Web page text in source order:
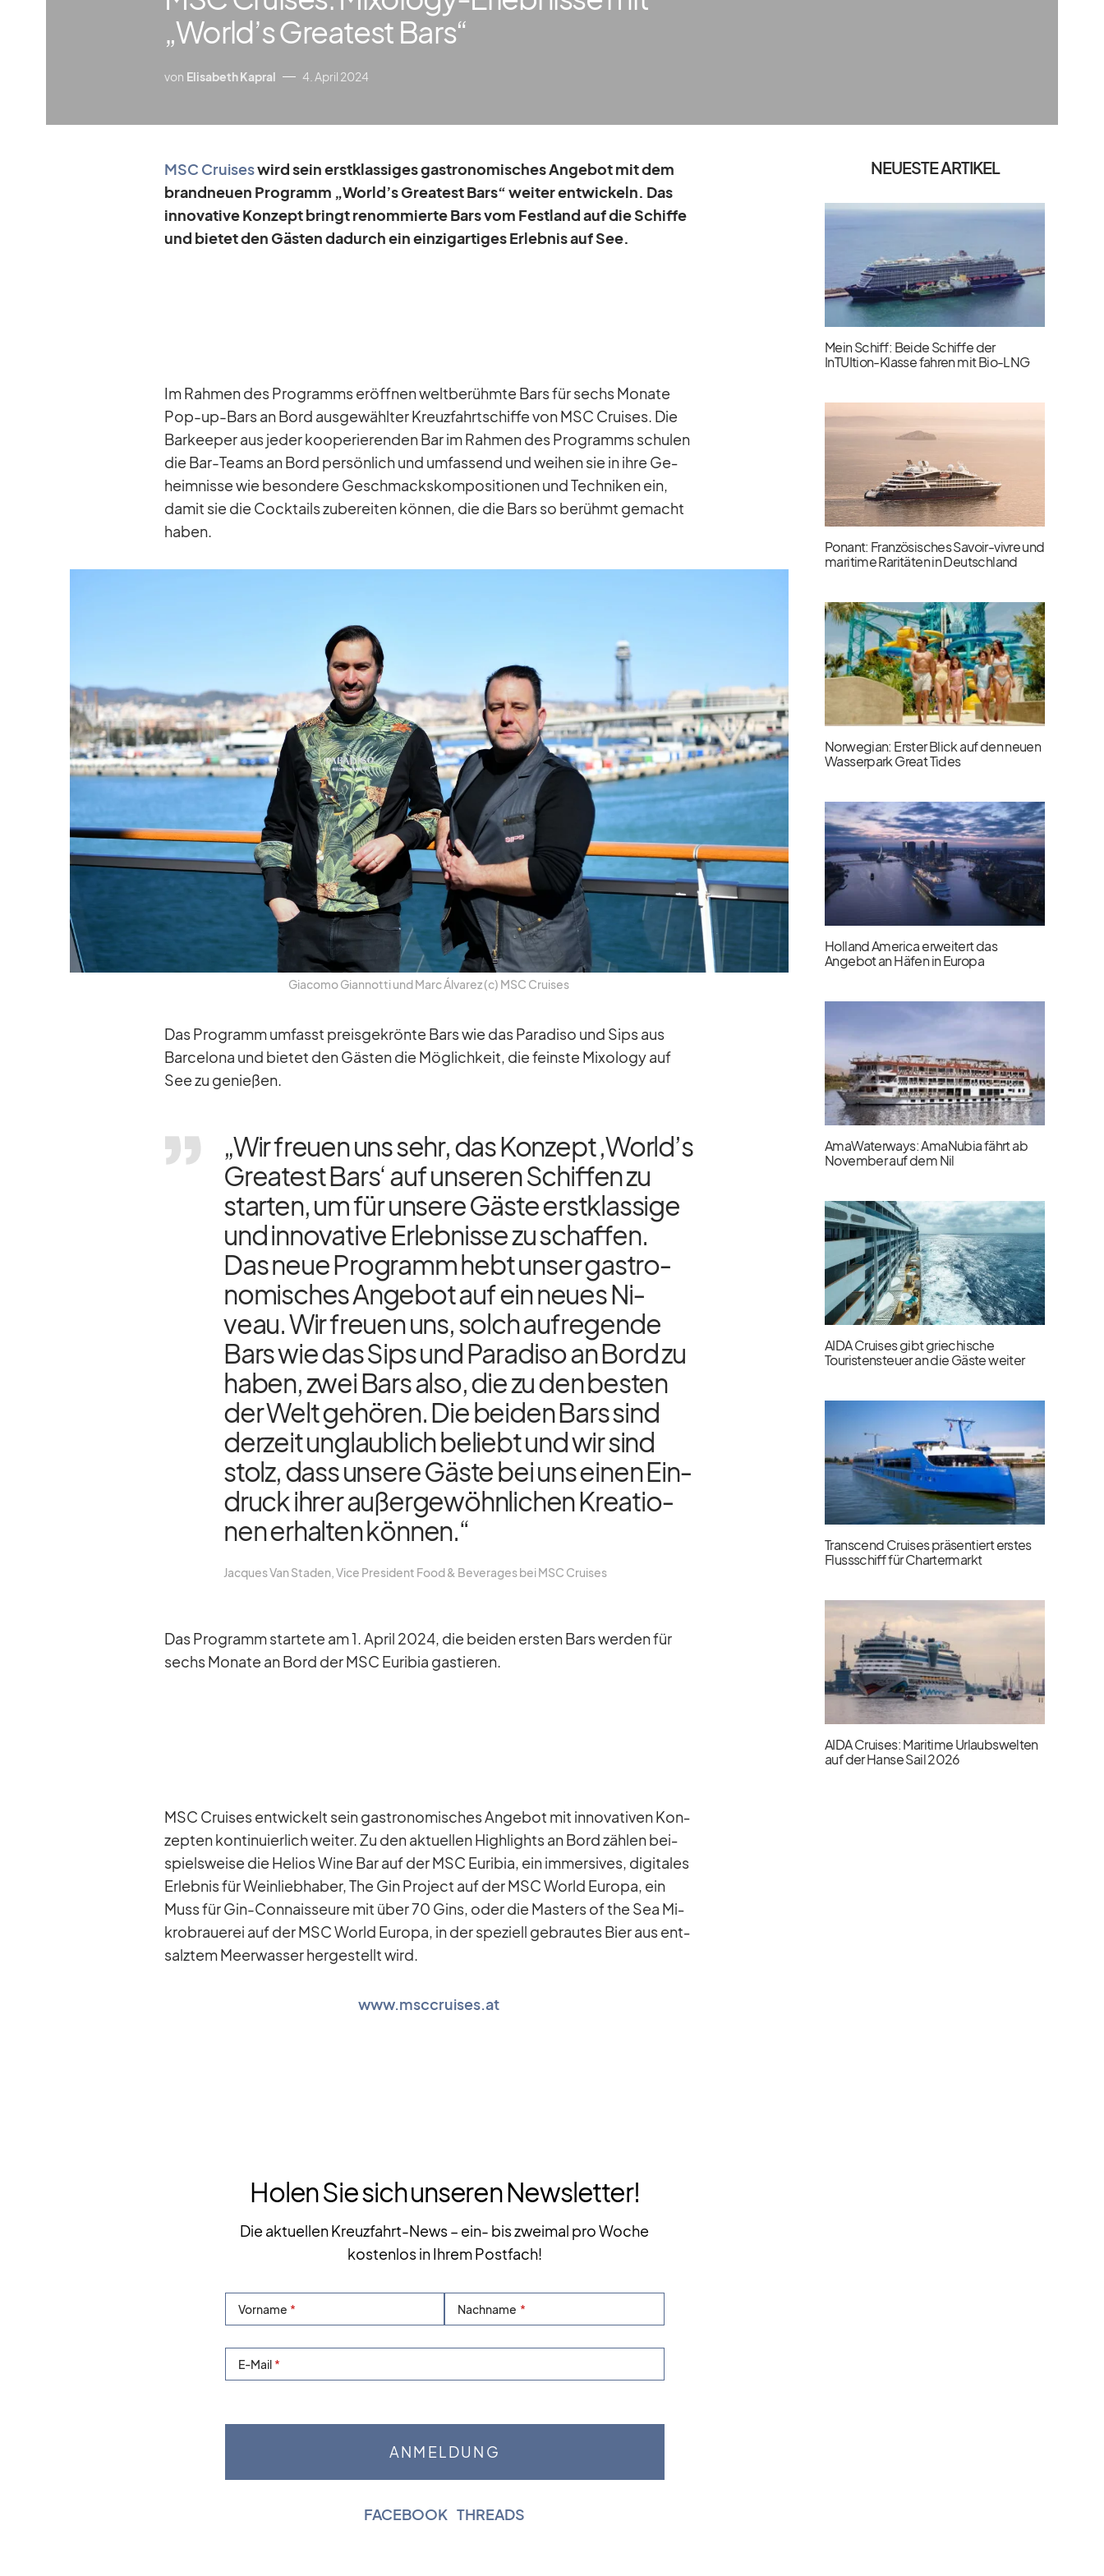
„World’s Greatest Bars“
von Elisabeth Kapral 4. April 2024
MSC Crui­seswird sein erst­klas­si­ges gas­tro­no­mi­sches An­ge­bot mit dem
brand­neuen Pro­gramm „World’s Grea­test Bars“ wei­ter ent­wi­ckeln. Das
in­no­va­tive Kon­zept bringt re­nom­mierte Bars vom Fest­land auf die Schiffe
und bie­tet den Gäs­ten da­durch ein ein­zig­ar­ti­ges Er­leb­nis auf See.
Im Rah­men des Pro­gramms er­öff­nen welt­be­rühmte Bars für sechs Mo­nate
Pop-up-Bars an Bord aus­ge­wähl­ter Kreuz­fahrt­schiffe von MSC Crui­ses. Die
Bar­kee­per aus je­der ko­ope­rie­ren­den Bar im Rah­men des Pro­gramms schu­len
die Bar-Teams an Bord per­sön­lich und um­fas­send und wei­hen sie in ihre Ge­
heim­nisse wie be­son­dere Ge­schmacks­kom­po­si­tio­nen und Tech­ni­ken ein,
da­mit sie die Cock­tails zu­be­rei­ten kön­nen, die die Bars so be­rühmt ge­macht
ha­ben.
Gi­a­como Gi­an­notti und Marc Ál­va­rez (c) MSC Crui­ses
Das Pro­gramm um­fasst preis­ge­krönte Bars wie das Pa­radiso und Sips aus
Bar­ce­lona und bie­tet den Gäs­ten die Mög­lich­keit, die feinste Mixology auf
See zu ge­nie­ßen.
„Wir freuen uns sehr, das Kon­zept ‚World’s
Grea­test Bars‘ auf un­se­ren Schif­fen zu
star­ten, um für un­sere Gäste erst­klas­sige
und in­no­va­tive Er­leb­nisse zu schaf­fen.
Das neue Pro­gramm hebt un­ser gas­tro­
no­mi­sches An­ge­bot auf ein neues Ni­
veau. Wir freuen uns, solch auf­re­gende
Bars wie das Sips und Pa­radiso an Bord zu
ha­ben, zwei Bars also, die zu den bes­ten
der Welt ge­hö­ren. Die bei­den Bars sind
der­zeit un­glaub­lich be­liebt und wir sind
stolz, dass un­sere Gäste bei uns ei­nen Ein­
druck ih­rer au­ßer­ge­wöhn­li­chen Krea­tio­
nen er­hal­ten kön­nen.“
Jac­ques Van Sta­den, Vice Pre­si­dent Food & Be­ver­a­ges bei MSC Crui­ses
Das Pro­gramm star­tete am 1. April 2024, die bei­den ers­ten Bars wer­den für
sechs Mo­nate an Bord der MSC Eu­ri­bia gas­tie­ren.
MSC Crui­ses ent­wi­ckelt sein gas­tro­no­mi­sches An­ge­bot mit in­no­va­ti­ven Kon­
zep­ten kon­ti­nu­ier­lich wei­ter. Zu den ak­tu­el­len High­lights an Bord zäh­len bei­
spiels­weise die He­lios Wine Bar auf der MSC Eu­ri­bia, ein im­mersi­ves, di­gi­ta­les
Er­leb­nis für Wein­lieb­ha­ber, The Gin Pro­ject auf der MSC World Eu­ropa, ein
Muss für Gin-Con­nais­seure mit über 70 Gins, oder die Mas­ters of the Sea Mi­
kro­braue­rei auf der MSC World Eu­ropa, in der spe­zi­ell ge­brau­tes Bier aus ent­
salz­tem Meer­was­ser her­ge­stellt wird.
www.msccruises.at
Holen Sie sich unseren Newsletter!
Die aktuellen Kreuzfahrt-News – ein- bis zweimal pro Woche
kostenlos in Ihrem Postfach!
Vorname Nachname
E-Mail
FACEBOOK |THREADS
NEUESTE ARTIKEL
Mein Schiff: Beide Schiffe der
InTUItion-Klasse fahren mit Bio-LNG
Ponant: Französisches Savoir-vivre und
maritime Raritäten in Deutschland
Norwegian: Erster Blick auf den neuen
Wasserpark Great Tides
Holland America erweitert das
Angebot an Häfen in Europa
AmaWaterways: AmaNubia fährt ab
November auf dem Nil
AIDA Cruises gibt griechische
Touristensteuer an die Gäste weiter
Transcend Cruises präsentiert erstes
Flussschiff für Chartermarkt
AIDA Cruises: Maritime Urlaubswelten
auf der Hanse Sail 2026